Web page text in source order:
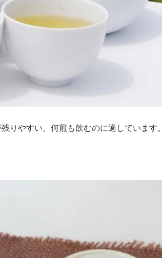
りやすい。何煎も飲むのに適しています。